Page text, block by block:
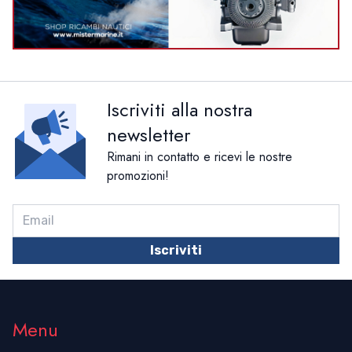
Iscriviti alla nostra
newsletter
Rimani in contatto e ricevi le nostre
promozioni!
Iscriviti
Menu